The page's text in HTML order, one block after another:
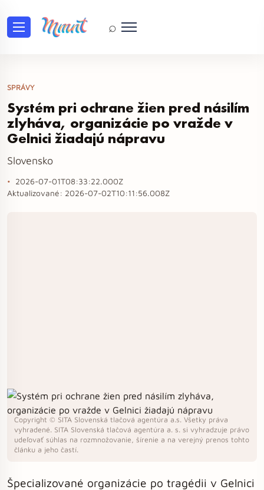
⌕
SPRÁVY
Systém pri ochrane žien pred násilím
zlyháva, organizácie po vražde v
Gelnici žiadajú nápravu
Slovensko
2026-07-01T08:33:22.000Z
Aktualizované: 2026-07-02T10:11:56.008Z
Copyright © SITA Slovenská tlačová agentúra a.s. Všetky práva
vyhradené. SITA Slovenská tlačová agentúra a. s. si vyhradzuje právo
udeľovať súhlas na rozmnožovanie, šírenie a na verejný prenos tohto
článku a jeho častí.
Špecializované organizácie po tragédii v Gelnici